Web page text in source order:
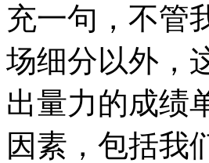
充一句，不管
场细分以外，
出量力的成绩
因素，包括我